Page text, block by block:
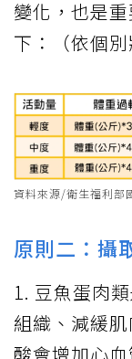
變化，也是
下：（依個
資料來源/衛生福利部
原則二：攝
1. 豆魚蛋肉
組織、減緩